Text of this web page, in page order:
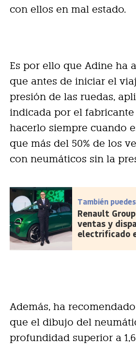
con ellos en mal estado.
Es por ello que Adine ha
que antes de iniciar el
presión de las ruedas,
indicada por el
hacerlo siempre cuando
que más del 50% de los
con neumáticos sin la
También
Renault
ventas y
electrificado
Además, ha
que el dibujo del
profundidad superior a